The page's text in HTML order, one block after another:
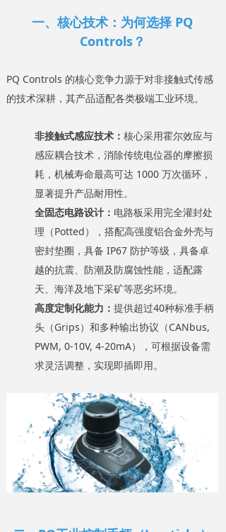
一、核心技术：为何选择 PQ
Controls？
PQ Controls 的核心竞争力源于对非接触式传感
的技术深耕，其产品适配各类极端工业环境。
非接触式感应技术： 核心采用霍尔效应与
感应耦合技术，消除传统电位器的摩擦损
耗，机械寿命最高可达 1000 万次循环，
显著提升产品耐用性。
全固态电路设计： 电路板采用完全灌封处
理（Potted），搭配高强度铝合金外壳与
密封垫圈，具备 IP67 防护等级，具备卓
越的抗震、防潮及防腐蚀性能，适配露
天、海洋及地下采矿等恶劣环境。
高度定制化能力： 提供超过40种标准手柄
头（Grips）和多种输出协议（CANbus,
PWM, 0-10V, 4-20mA），可根据设备需
求灵活调整，实现即插即用。